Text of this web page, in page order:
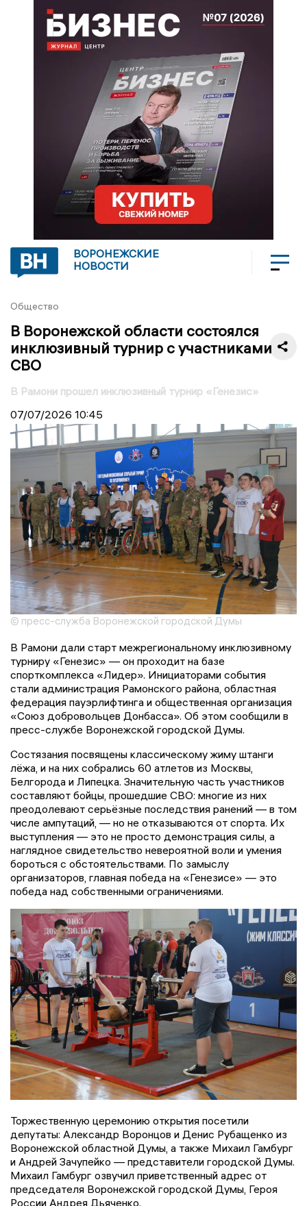
ВОРОНЕЖСКИЕ
НОВОСТИ
Общество
В Воронежской области состоялся
инклюзивный турнир с участниками
СВО
В Рамони прошел инклюзивный турнир «Генезис»
07/07/2026 10:45
© пресс-служба Воронежской городской Думы
В Рамони дали старт межрегиональному инклюзивному
турниру «Генезис» — он проходит на базе
спорткомплекса «Лидер». Инициаторами события
стали администрация Рамонского района, областная
федерация пауэрлифтинга и общественная организация
«Союз добровольцев Донбасса». Об этом сообщили в
пресс-службе Воронежской городской Думы.
Состязания посвящены классическому жиму штанги
лёжа, и на них собрались 60 атлетов из Москвы,
Белгорода и Липецка. Значительную часть участников
составляют бойцы, прошедшие СВО: многие из них
преодолевают серьёзные последствия ранений — в том
числе ампутаций, — но не отказываются от спорта. Их
выступления — это не просто демонстрация силы, а
наглядное свидетельство невероятной воли и умения
бороться с обстоятельствами. По замыслу
организаторов, главная победа на «Генезисе» — это
победа над собственными ограничениями.
Торжественную церемонию открытия посетили
депутаты: Александр Воронцов и Денис Рубащенко из
Воронежской областной Думы, а также Михаил Гамбург
и Андрей Зачупейко — представители городской Думы.
Михаил Гамбург озвучил приветственный адрес от
председателя Воронежской городской Думы, Героя
России Андрея Дьяченко.